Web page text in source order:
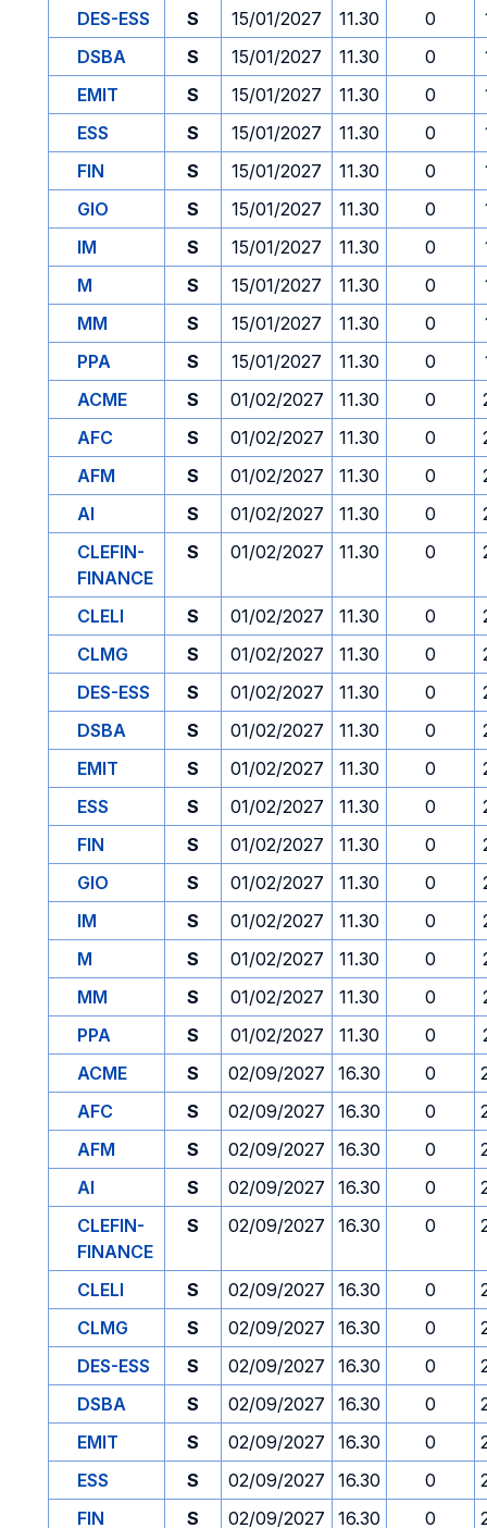
DES-ESS
S 15/01/2027 11.30 0
DSBA
S 15/01/2027 11.30 0
EMIT
S 15/01/2027 11.30 0
ESS
S 15/01/2027 11.30 0
FIN
S 15/01/2027 11.30 0
GIO
S 15/01/2027 11.30 0
IM
S 15/01/2027 11.30 0
M
S 15/01/2027 11.30 0
MM
S 15/01/2027 11.30 0
PPA
S 15/01/2027 11.30 0
ACME
S 01/02/2027 11.30 0
AFC
S 01/02/2027 11.30 0
AFM
S 01/02/2027 11.30 0
AI
S 01/02/2027 11.30 0
CLEFIN-
FINANCE
S 01/02/2027 11.30 0
CLELI S 01/02/2027 11.30 0
CLMG
S 01/02/2027 11.30 0
DES-ESS
S 01/02/2027 11.30 0
DSBA
S 01/02/2027 11.30 0
EMIT
S 01/02/2027 11.30 0
ESS
S 01/02/2027 11.30 0
FIN
S 01/02/2027 11.30 0
GIO
S 01/02/2027 11.30 0
IM
S 01/02/2027 11.30 0
M
S 01/02/2027 11.30 0
MM
S 01/02/2027 11.30 0
PPA
S 01/02/2027 11.30 0
ACME
S 02/09/2027 16.30 0
AFC
S 02/09/2027 16.30 0
AFM
S 02/09/2027 16.30 0
AI
S 02/09/2027 16.30 0
CLEFIN-
FINANCE
S 02/09/2027 16.30 0
CLELI S 02/09/2027 16.30 0
CLMG
S 02/09/2027 16.30 0
DES-ESS
S 02/09/2027 16.30 0
DSBA
S 02/09/2027 16.30 0
EMIT
S 02/09/2027 16.30 0
ESS
S 02/09/2027 16.30 0
FIN
S 02/09/2027 16.30 0